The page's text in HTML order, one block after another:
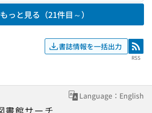
もっと見る（21件目～）
書誌情報を一括出力 RSS
RSS
Language：English